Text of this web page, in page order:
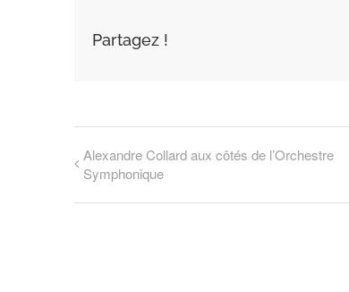
Partagez !
Alexandre Collard aux côtés de l’Orchestre
Symphonique